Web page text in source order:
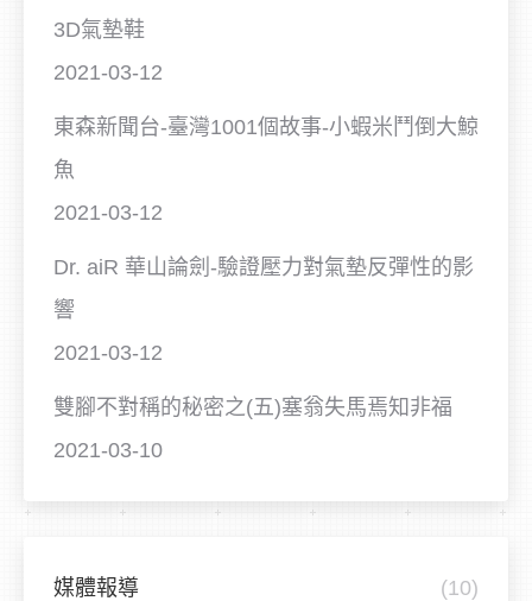
3D氣墊鞋
2021-03-12
東森新聞台-臺灣1001個故事-小蝦米鬥倒大鯨
魚
2021-03-12
Dr. aiR 華山論劍-驗證壓力對氣墊反彈性的影
響
2021-03-12
雙腳不對稱的秘密之(五)塞翁失馬焉知非福
2021-03-10
媒體報導 (10)